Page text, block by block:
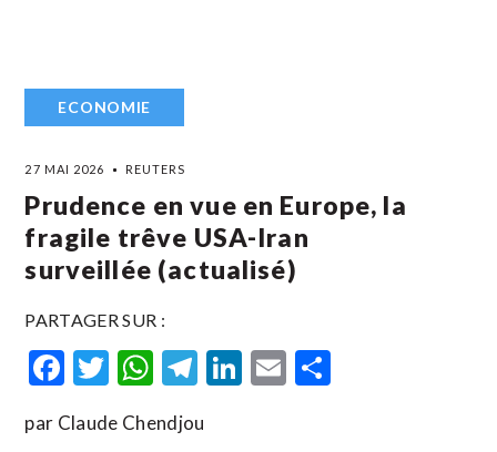
ECONOMIE
27 MAI 2026 REUTERS
Prudence en vue en Europe, la
fragile trêve USA-Iran
surveillée (actualisé)
PARTAGER SUR :
Facebook
Twitter
WhatsApp
Telegram
LinkedIn
Email
par Claude Chendjou